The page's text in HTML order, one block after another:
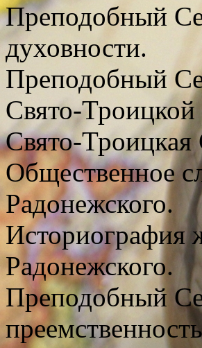
Преподобный
духовности.
Преподобный
Свято-
Свято-Троицкая
Общественное
Радонежского.
Историография
Радонежского.
Преподобный